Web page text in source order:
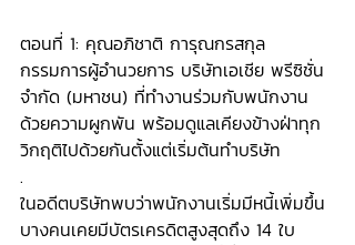
ตอนที่ 1: คุณอภิชาติ การุณกรสกุล
กรรมการผู้อำนวยการ บริษัทเอเชีย พรีซิชั่น
จำกัด (มหาชน)​ ที่ทำงานร่วมกับพนักงาน
ด้วยความผูกพัน พร้อมดูแลเคียงข้างฝ่าทุก
วิกฤติไปด้วยกันตั้งแต่เริ่มต้นทำบริษัท
.
ในอดีตบริษัทพบว่าพนักงานเริ่มมีหนี้เพิ่มขึ้น
บางคนเคยมีบัตรเครดิตสูงสุดถึง 14 ใบ